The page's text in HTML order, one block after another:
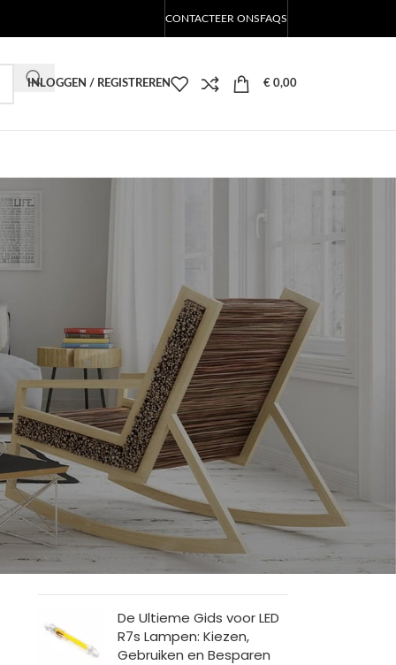
CONTACTEER ONSFAQS
INLOGGEN / REGISTREREN € 0,00
RECENTE BERICHTEN
Philips LED TL armaturen
januari 19, 2025 1 Comment
Waarom hebben LED
lampen energielabel E?
augustus 18, 2024
1
Comment
De Ultieme Gids voor LED
R7s Lampen: Kiezen,
Gebruiken en Besparen